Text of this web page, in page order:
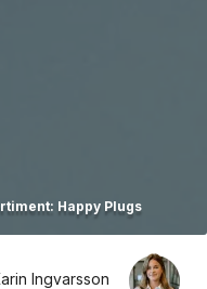
Happy Plugs
Ingvarsson